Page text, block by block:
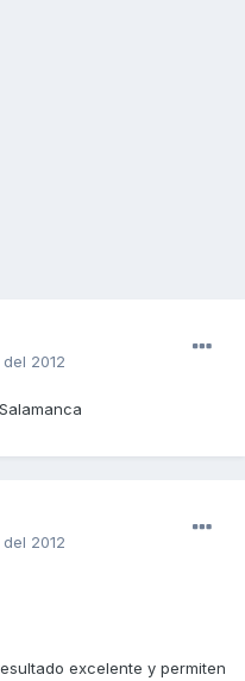
2012
2012
excelente y permiten